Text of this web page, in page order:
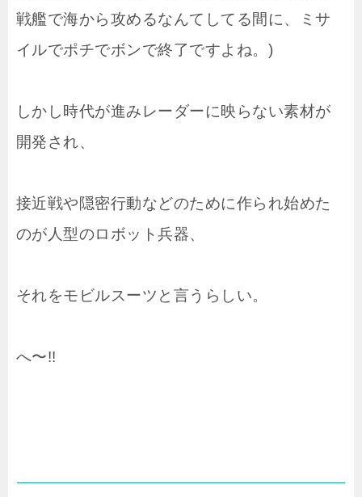
戦艦で海から攻めるなんてしてる間に、ミサ
イルでポチでボンで終了ですよね。)
しかし時代が進みレーダーに映らない素材が
開発され、
接近戦や隠密行動などのために作られ始めた
のが人型のロボット兵器、
それをモビルスーツと言うらしい。
へ〜!!